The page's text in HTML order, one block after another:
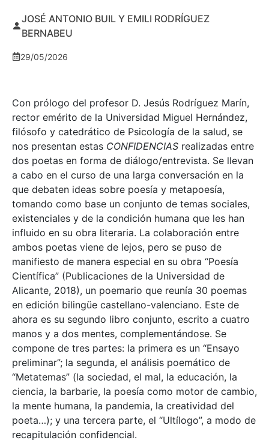
JOSÉ ANTONIO BUIL Y EMILI RODRÍGUEZ
BERNABEU
29/05/2026
Con prólogo del profesor D. Jesús Rodríguez Marín,
rector emérito de la Universidad Miguel Hernández,
filósofo y catedrático de Psicología de la salud, se
nos presentan estas CONFIDENCIAS realizadas entre
dos poetas en forma de diálogo/entrevista. Se llevan
a cabo en el curso de una larga conversación en la
que debaten ideas sobre poesía y metapoesía,
tomando como base un conjunto de temas sociales,
existenciales y de la condición humana que les han
influido en su obra literaria. La colaboración entre
ambos poetas viene de lejos, pero se puso de
manifiesto de manera especial en su obra “Poesía
Científica” (Publicaciones de la Universidad de
Alicante, 2018), un poemario que reunía 30 poemas
en edición bilingüe castellano-valenciano. Este de
ahora es su segundo libro conjunto, escrito a cuatro
manos y a dos mentes, complementándose. Se
compone de tres partes: la primera es un “Ensayo
preliminar”; la segunda, el análisis poemático de
“Metatemas” (la sociedad, el mal, la educación, la
ciencia, la barbarie, la poesía como motor de cambio,
la mente humana, la pandemia, la creatividad del
poeta…); y una tercera parte, el “Ultílogo”, a modo de
recapitulación confidencial.